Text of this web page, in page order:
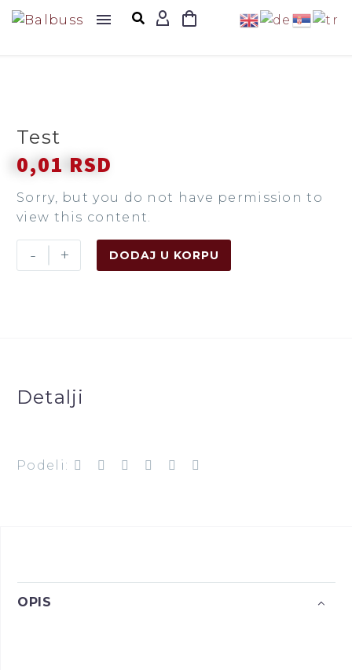
Test
0,01 RSD
Sorry, but you do not have permission to
view this content.
- + DODAJ U KORPU
Detalji
Podeli:
OPIS